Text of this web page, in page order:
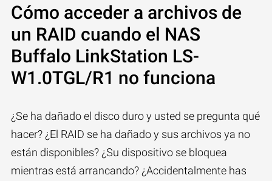
Cómo acceder a archivos de
un RAID cuando el NAS
Buffalo LinkStation LS-
W1.0TGL/R1 no funciona
¿Se ha dañado el disco duro y usted se pregunta qué
hacer? ¿El RAID se ha dañado y sus archivos ya no
están disponibles? ¿Su dispositivo se bloquea
mientras está arrancando? ¿Accidentalmente has